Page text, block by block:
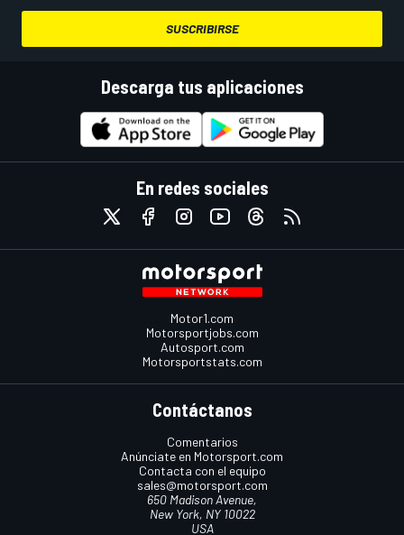
SUSCRIBIRSE
Descarga tus aplicaciones
En redes sociales
Motor1.com
Motorsportjobs.com
Autosport.com
Motorsportstats.com
Contáctanos
Comentarios
Anúnciate en Motorsport.com
Contacta con el equipo
sales@motorsport.com
650 Madison Avenue,
New York, NY 10022
USA